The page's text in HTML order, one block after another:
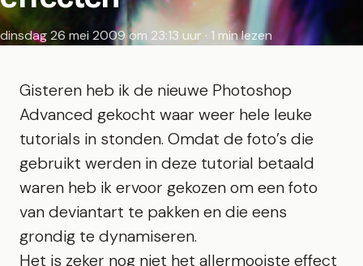
dinsdag 26 mei 2009 om 23:13 uur · 1 min lezen
Gisteren heb ik de nieuwe Photoshop
Advanced gekocht waar weer hele leuke
tutorials in stonden. Omdat de foto’s die
gebruikt werden in deze tutorial betaald
waren heb ik ervoor gekozen om een foto
vandeviantart te pakken en die eens
grondig te dynamiseren.
Het is zeker nog niet het allermooiste effect